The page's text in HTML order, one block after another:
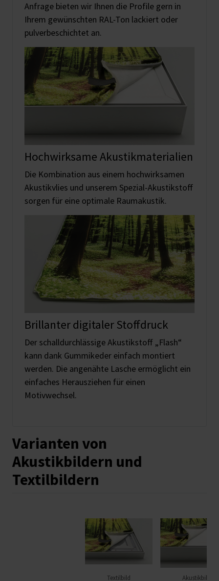
Anfrage bieten wir Ihnen die Profile gern in
Ihrem gewünschten RAL-Ton lackiert oder
pulverbeschichtet an.
Hochwirksame Akustikmaterialien
Die Kombination aus einem hochwirksamen
Akustikvlies und unserem Spezial-Akustikstoff
sorgen für eine optimale Raumakustik.
Brillanter digitaler Stoffdruck
Der schalldurchlässige Akustikstoff „Flash“
kann dank Gummikeder einfach montiert
werden. Die angenähte Lasche ermöglicht ein
einfaches Herausziehen für einen
Motivwechsel.
Varianten von
Akustikbildern und
Textilbildern
Textilbild Akustikbild